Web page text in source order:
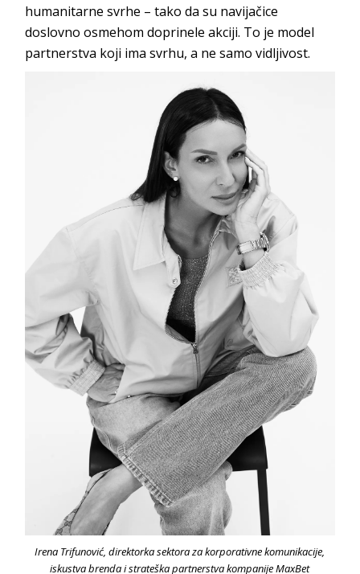
humanitarne svrhe – tako da su navijačice
doslovno osmehom doprinele akciji. To je model
partnerstva koji ima svrhu, a ne samo vidljivost.
Irena Trifunović,direktorka sektora za korporativne komunikacije,
iskustva brenda i strateška partnerstva kompanijeMaxBet